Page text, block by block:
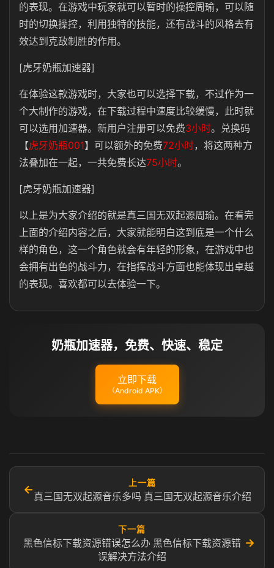
的表现。在游戏中玩家就可以暂时的操控周瑜，可以随
时的切换操控，利用独特的技能，还有战斗的风格去有
效达到克敌制胜的作用。
[虎牙奶瓶加速器]
在体验这款游戏时，大家也可以选择下载，不过作为一
个大制作的游戏，在下载过程中速度比较缓慢，此时就
可以选用加速器。新用户注册可以免费3小时。兑换码
【虎牙奶瓶001】可以额外的免费72小时，将这两种方
法叠加在一起，一共免费长达75小时。
[虎牙奶瓶加速器]
以上是为大家介绍的就是真三国无双起源周瑜。在看完
上面的介绍内容之后，大家就能明白这到底是一个什么
样的角色，这一个角色就会有年轻的形象，在游戏中也
会拥有出色的战斗力，在指挥战斗方面也能体现出卓越
的表现。喜欢都可以去体验一下。
奶瓶加速器，免费、快速、稳定
立即下载
（Android APK）
←
上一篇
真三国无双起源音乐多吗 真三国无双起源音乐介绍
下一篇
黑色信标下载资源错误怎么办 黑色信标下载资源错
误解决方法介绍
→